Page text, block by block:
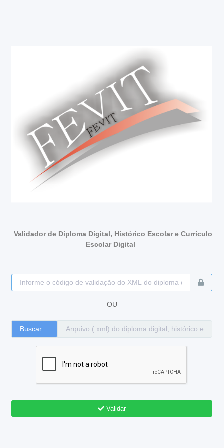
Validador de Diploma Digital, Histórico Escolar e Currículo
Escolar Digital
OU
Buscar…
Validar